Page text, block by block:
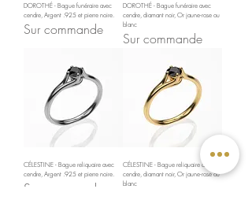
DOROTHÉ - Bague funéraire avec
cendre, Argent .925 et pierre noire.
Sur commande
DOROTHÉ - Bague funéraire avec
cendre, diamant noir, Or jaune-rose ou
blanc
Sur commande
CÉLESTINE - Bague reliquaire avec
cendre, Argent .925 et pierre noire.
Sur commande
CÉLESTINE - Bague reliquaire avec
cendre, diamant noir, Or jaune-rose ou
blanc